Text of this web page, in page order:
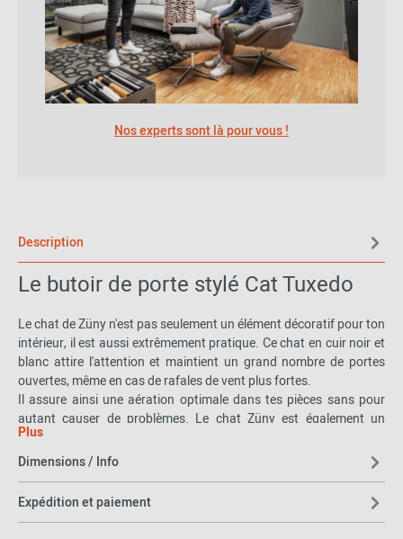
Nos experts sont là pour vous !
Description
Le butoir de porte stylé Cat Tuxedo
Le chat de Züny n'est pas seulement un élément décoratif pour ton
intérieur, il est aussi extrêmement pratique. Ce chat en cuir noir et
blanc attire l'attention et maintient un grand nombre de portes
ouvertes, même en cas de rafales de vent plus fortes.
Il assure ainsi une aération optimale dans tes pièces sans pour
autant causer de problèmes. Le chat Züny est également un
cadeau de pendaison de crémaillère très mignon pour tes amis et
ta famille. Avec son design charmant et sa caractéristique
chats et les passionnés de décoration.
Fais entrer le chat Züny chez toi et ajoute une touche d'élégance et
Plus
Dimensions / Info
Expédition et paiement